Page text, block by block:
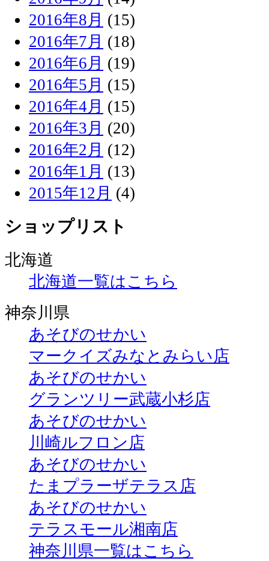
2016年8月 (15)
2016年7月 (18)
2016年6月 (19)
2016年5月 (15)
2016年4月 (15)
2016年3月 (20)
2016年2月 (12)
2016年1月 (13)
2015年12月 (4)
ショップリスト
北海道
北海道一覧はこちら
神奈川県
あそびのせかい
マークイズみなとみらい店
あそびのせかい
グランツリー武蔵小杉店
あそびのせかい
川崎ルフロン店
あそびのせかい
たまプラーザテラス店
あそびのせかい
テラスモール湘南店
神奈川県一覧はこちら